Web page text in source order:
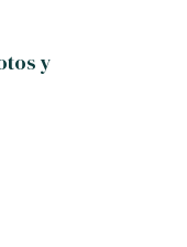
y